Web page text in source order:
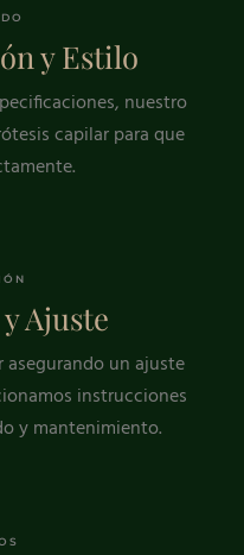
y Estilo
nuestro
capilar para que
Ajuste
un ajuste
instrucciones
y mantenimiento.